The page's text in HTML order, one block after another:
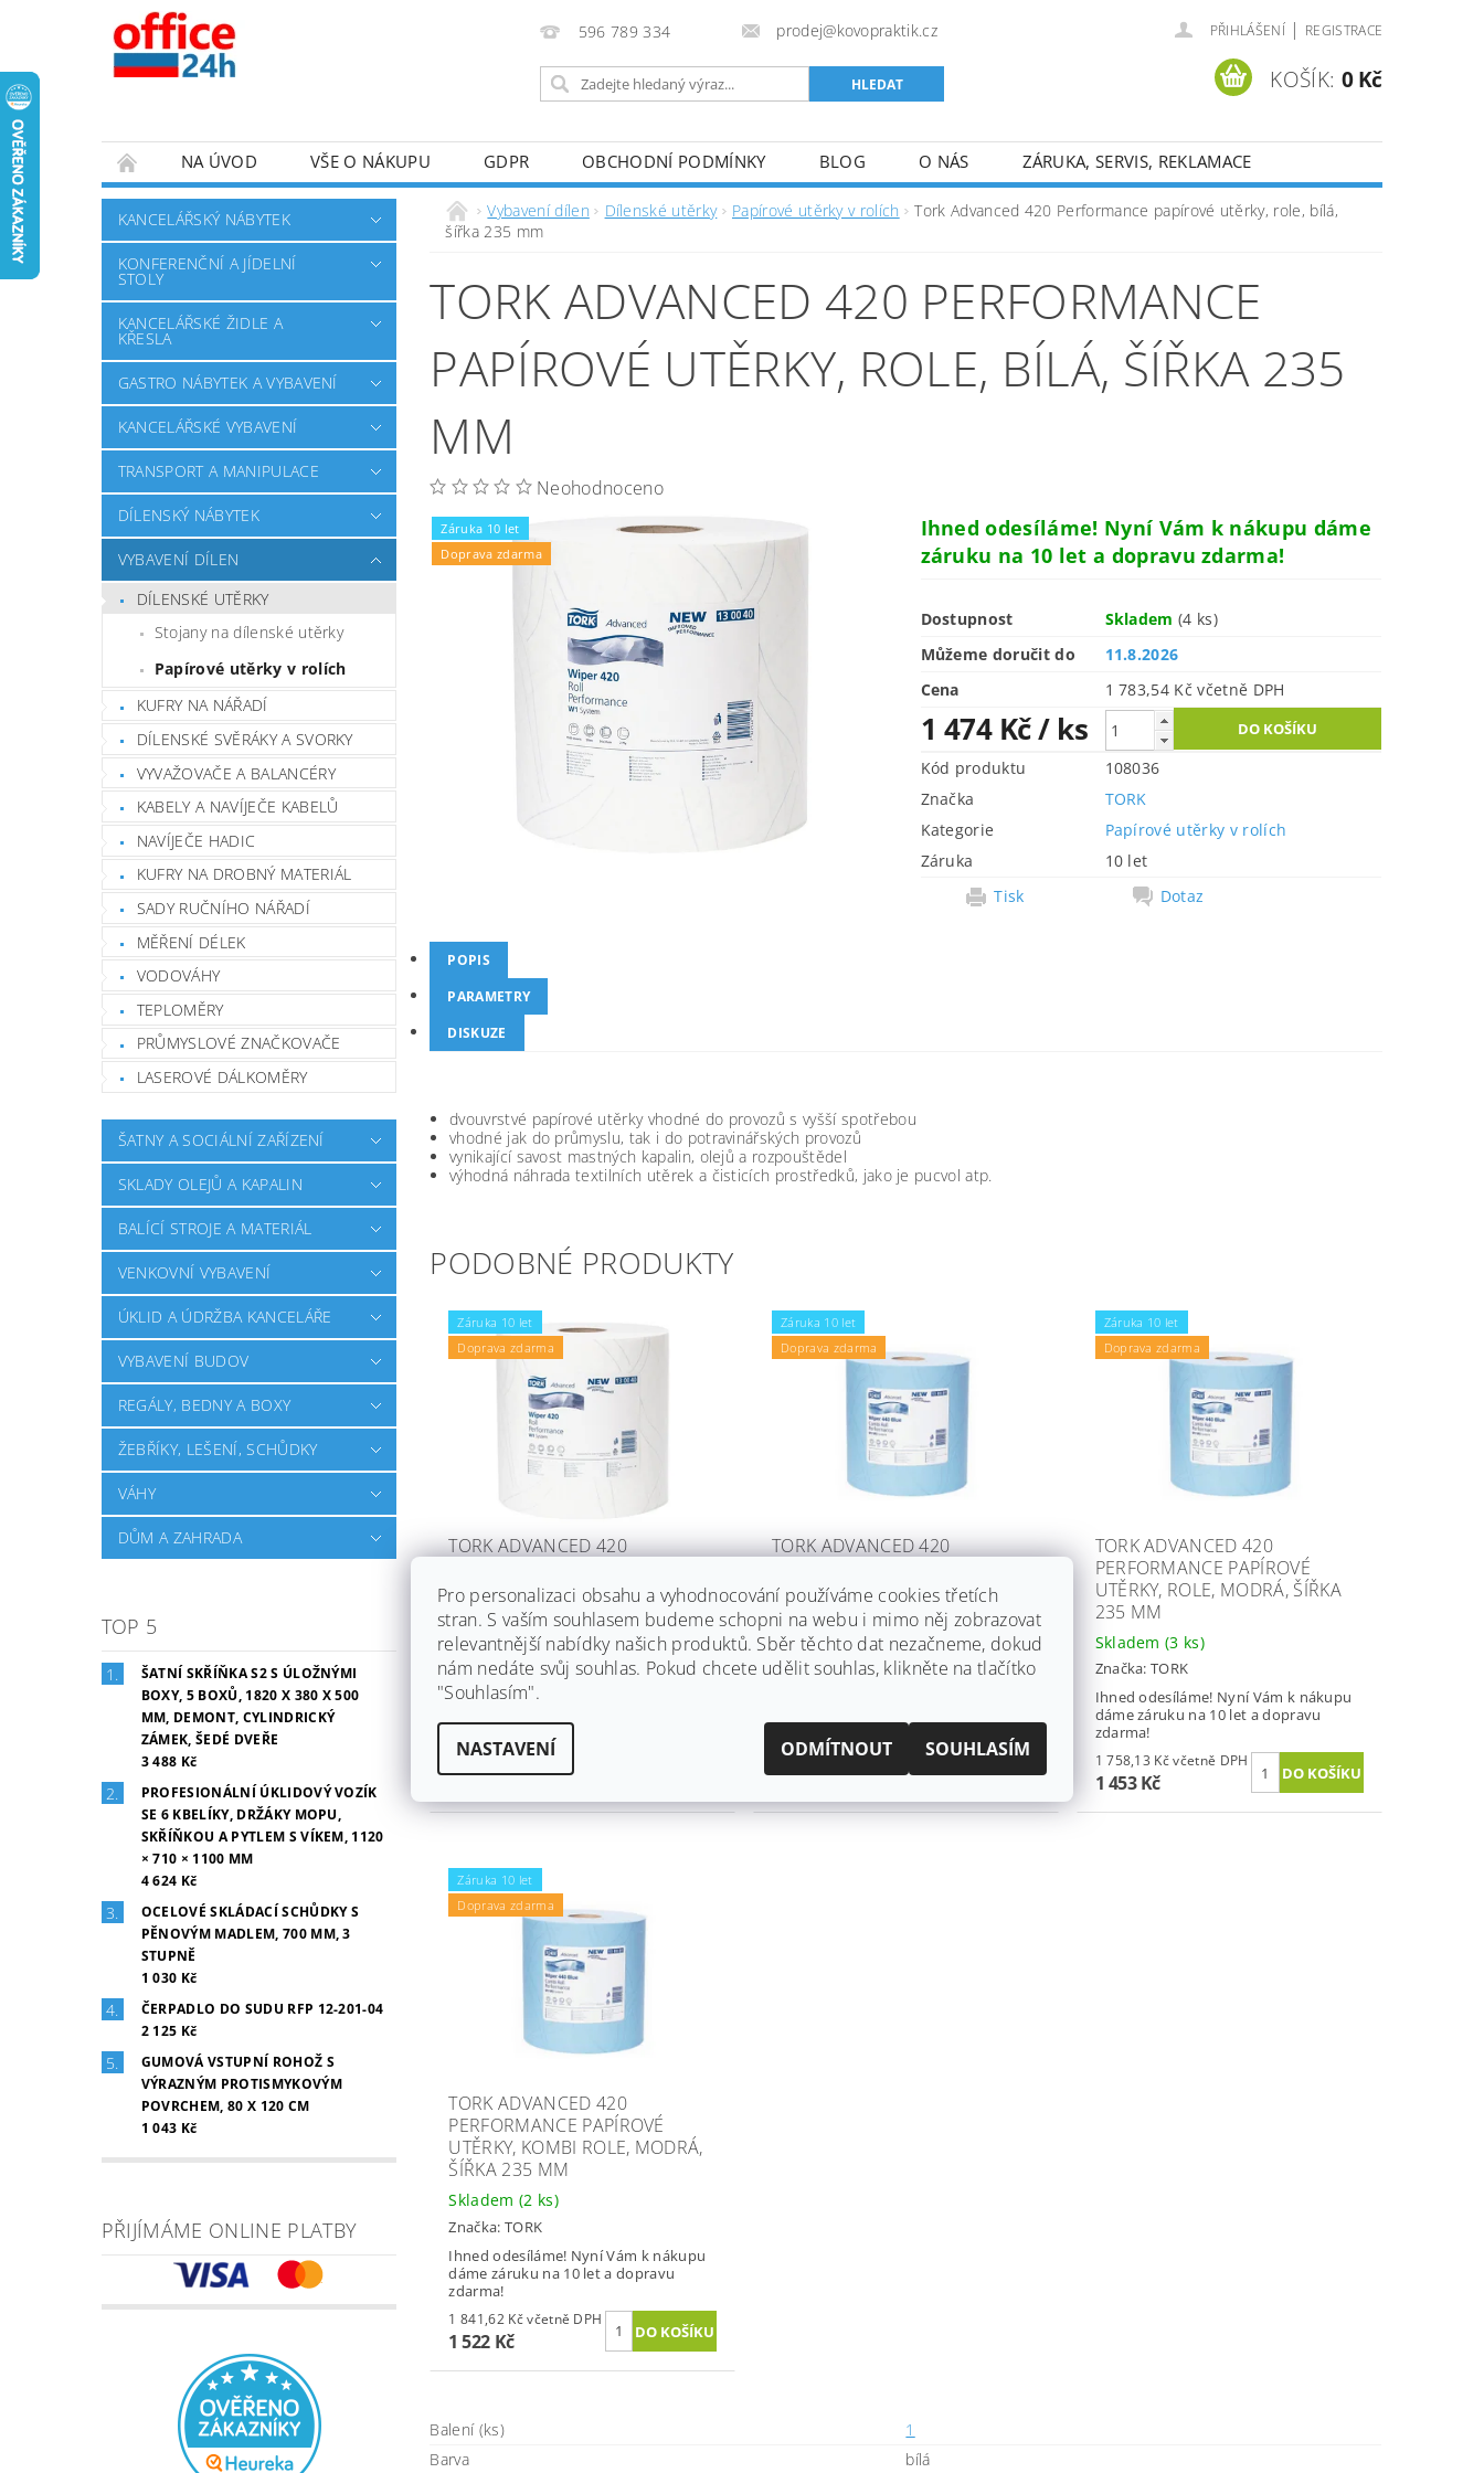
596 789 334 prodej@kovopraktik.cz PŘIHLÁŠENÍ | REGISTRACE
KOŠÍK: 0 Kč
NA ÚVOD VŠE O NÁKUPU GDPR OBCHODNÍ PODMÍNKY BLOG O NÁS ZÁRUKA, SERVIS, REKLAMACE
KANCELÁŘSKÝ NÁBYTEK
KONFERENČNÍ A JÍDELNÍ
STOLY
KANCELÁŘSKÉ ŽIDLE A
KŘESLA
GASTRO NÁBYTEK A VYBAVENÍ
KANCELÁŘSKÉ VYBAVENÍ
TRANSPORT A MANIPULACE
DÍLENSKÝ NÁBYTEK
VYBAVENÍ DÍLEN
DÍLENSKÉ UTĚRKY
Stojany na dílenské utěrky
Papírové utěrky v rolích
KUFRY NA NÁŘADÍ
DÍLENSKÉ SVĚRÁKY A SVORKY
VYVAŽOVAČE A BALANCÉRY
KABELY A NAVÍJEČE KABELŮ
NAVÍJEČE HADIC
KUFRY NA DROBNÝ MATERIÁL
SADY RUČNÍHO NÁŘADÍ
MĚŘENÍ DÉLEK
VODOVÁHY
TEPLOMĚRY
PRŮMYSLOVÉ ZNAČKOVAČE
LASEROVÉ DÁLKOMĚRY
ŠATNY A SOCIÁLNÍ ZAŘÍZENÍ
SKLADY OLEJŮ A KAPALIN
BALÍCÍ STROJE A MATERIÁL
VENKOVNÍ VYBAVENÍ
ÚKLID A ÚDRŽBA KANCELÁŘE
VYBAVENÍ BUDOV
REGÁLY, BEDNY A BOXY
ŽEBŘÍKY, LEŠENÍ, SCHŮDKY
VÁHY
DŮM A ZAHRADA
TOP 5
ŠATNÍ SKŘÍŇKA S2 S ÚLOŽNÝMI
BOXY, 5 BOXŮ, 1820 X 380 X 500
MM, DEMONT, CYLINDRICKÝ
ZÁMEK, ŠEDÉ DVEŘE
3 488 Kč
PROFESIONÁLNÍ ÚKLIDOVÝ VOZÍK
SE 6 KBELÍKY, DRŽÁKY MOPU,
SKŘÍŇKOU A PYTLEM S VÍKEM, 1120
× 710 × 1100 MM
4 624 Kč
OCELOVÉ SKLÁDACÍ SCHŮDKY S
PĚNOVÝM MADLEM, 700 MM, 3
STUPNĚ
1 030 Kč
ČERPADLO DO SUDU RFP 12-201-04
2 125 Kč
GUMOVÁ VSTUPNÍ ROHOŽ S
VÝRAZNÝM PROTISMYKOVÝM
POVRCHEM, 80 X 120 CM
1 043 Kč
PŘIJÍMÁME ONLINE PLATBY
Vybavení dílen Dílenské utěrky Papírové utěrky v rolích
Tork Advanced 420 Performance papírové utěrky, role, bílá,
šířka 235 mm
TORK ADVANCED 420 PERFORMANCE
PAPÍROVÉ UTĚRKY, ROLE, BÍLÁ, ŠÍŘKA 235
MM
Neohodnoceno
Záruka 10 let
Doprava zdarma
Ihned odesíláme! Nyní Vám k nákupu dáme
záruku na 10 let a dopravu zdarma!
Dostupnost Skladem(4 ks)
Můžeme doručit do
11.8.2026
Cena
1 783,54 Kč včetně DPH
1 474 Kč/ ks
Kód produktu
108036
Značka
TORK
Kategorie
Papírové utěrky v rolích
Záruka
10 let
Tisk
Dotaz
POPIS
PARAMETRY
DISKUZE
dvouvrstvé papírové utěrky vhodné do provozů s vyšší spotřebou
vhodné jak do průmyslu, tak i do potravinářských provozů
vynikající savost mastných kapalin, olejů a rozpouštědel
výhodná náhrada textilních utěrek a čisticích prostředků, jako je pucvol atp.
PODOBNÉ PRODUKTY
Záruka 10 let
Doprava zdarma
TORK ADVANCED 420
UTĚRKY, ROLE, BÍLÁ, ŠÍŘKA 369
MM
Skladem(5 ks)
Značka:TORK
Ihned odesíláme! Nyní Vám k nákupu
2 751,54 Kč včetně DPH
2 274 Kč
Záruka 10 let
Doprava zdarma
TORK ADVANCED 420
UTĚRKY, ROLE, MODRÁ, ŠÍŘKA
369 MM
Skladem(4 ks)
Značka:TORK
2 639,01 Kč včetně DPH
2 181 Kč
Záruka 10 let
Doprava zdarma
TORK ADVANCED 420
PERFORMANCE PAPÍROVÉ
UTĚRKY, ROLE, MODRÁ, ŠÍŘKA
235 MM
Skladem(3 ks)
Značka:TORK
Ihned odesíláme! Nyní Vám k nákupu
dáme záruku na 10 let a dopravu
zdarma!
1 758,13 Kč včetně DPH
1 453 Kč
Záruka 10 let
Doprava zdarma
TORK ADVANCED 420
PERFORMANCE PAPÍROVÉ
UTĚRKY, KOMBI ROLE, MODRÁ,
ŠÍŘKA 235 MM
Skladem (2 ks)
Značka: TORK
Ihned odesíláme! Nyní Vám k nákupu
dáme záruku na 10 let a dopravu
zdarma!
1 841,62 Kč včetně DPH
1 522 Kč
Balení (ks)
1
Barva
bílá
Pro personalizaci obsahu a vyhodnocování používáme cookies třetích
stran. S vaším souhlasem budeme schopni na webu i mimo něj zobrazovat
relevantnější nabídky našich produktů. Sběr těchto dat nezačneme, dokud
nám nedáte svůj souhlas. Pokud chcete udělit souhlas, klikněte na tlačítko
"Souhlasím".
NASTAVENÍ ODMÍTNOUT SOUHLASÍM